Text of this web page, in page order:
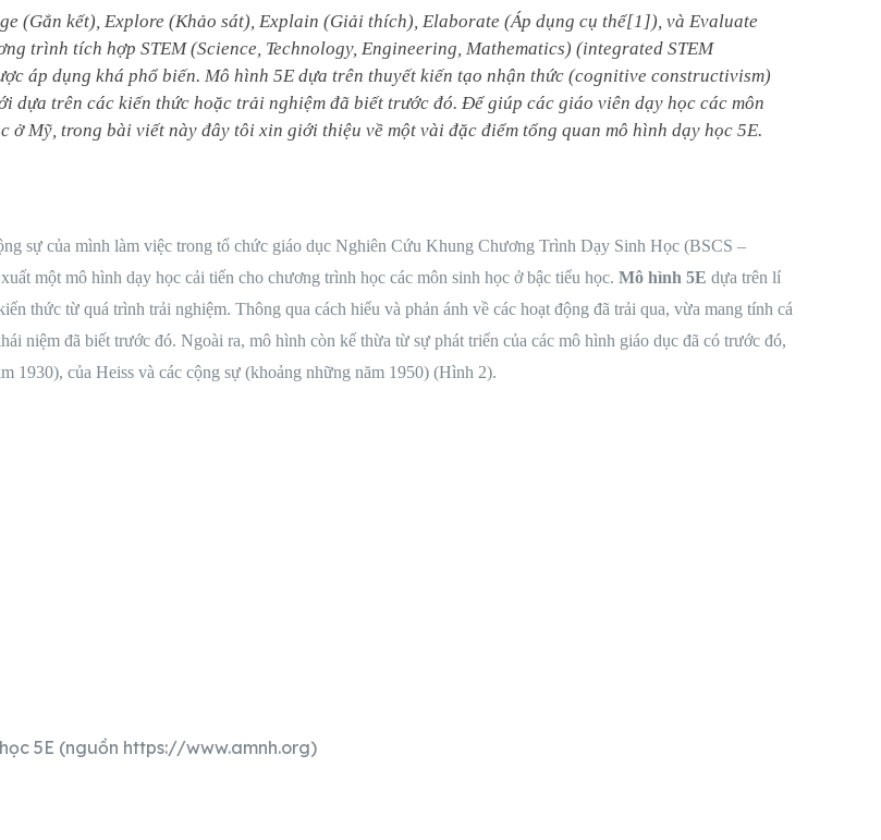
(Gắn kết), Explore (Khảo sát), Explain (Giải thích), Elaborate (Áp dụng cụ thể[1]), và Evaluate
trình tích hợp STEM (Science, Technology, Engineering, Mathematics) (integrated STEM
áp dụng khá phổ biến. Mô hình 5E dựa trên thuyết kiến tạo nhận thức (cognitive constructivism)
dựa trên các kiến thức hoặc trải nghiệm đã biết trước đó. Để giúp các giáo viên dạy học các môn
ở Mỹ, trong bài viết này đây tôi xin giới thiệu về một vài đặc điểm tổng quan mô hình dạy học 5E.
sự của mình làm việc trong tổ chức giáo dục Nghiên Cứu Khung Chương Trình Dạy Sinh Học (BSCS –
một mô hình dạy học cải tiến cho chương trình học các môn sinh học ở bậc tiểu học.Mô hình 5E dựa trên lí
​​thức từ quá trình trải nghiệm. Thông qua cách hiểu và phản ánh về các hoạt động đã trải qua, vừa mang tính cá
niệm đã biết trước đó. Ngoài ra, mô hình còn kế thừa từ sự phát triển của các mô hình giáo dục đã có trước đó,
1930), của Heiss và các cộng sự (khoảng những năm 1950) (Hình 2).
5E (nguồn https://www.amnh.org)